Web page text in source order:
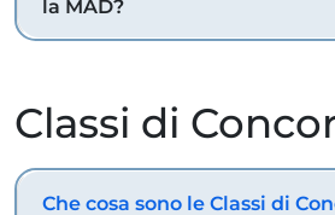
la MAD?
Classi di
Che cosa sono le Classi di